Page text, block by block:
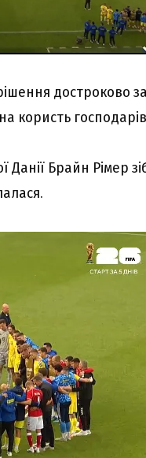
рішення достроково
користь
Брайн Рімер